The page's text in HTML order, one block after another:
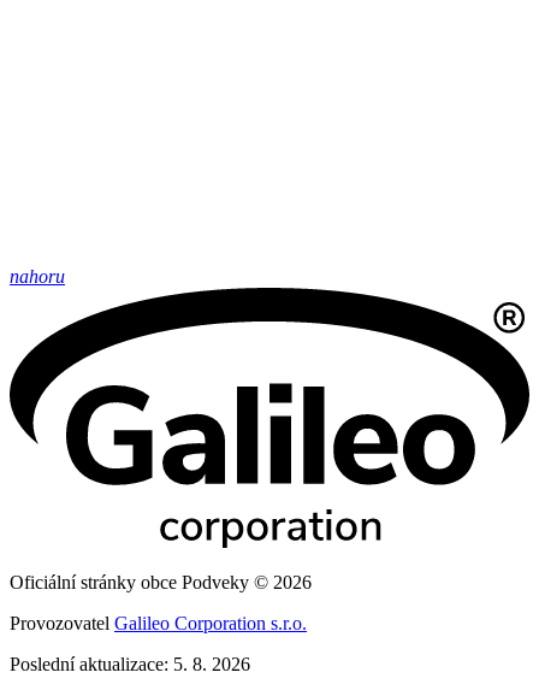
nahoru
Oficiální stránky obce Podveky © 2026
Provozovatel Galileo Corporation s.r.o.
Poslední aktualizace: 5. 8. 2026